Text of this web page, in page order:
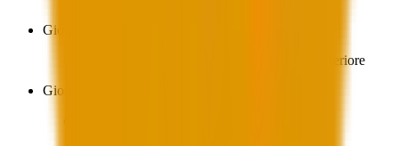
Giorno 7 (15 novembre):
Finale girone superiore e semifinali girone inferiore
Giorno 8 (16 novembre):